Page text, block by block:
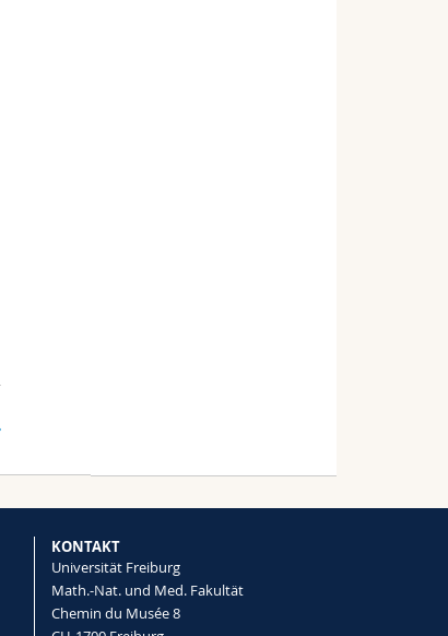
KONTAKT
Universität Freiburg
Math.-Nat. und Med. Fakultät
Chemin du Musée 8